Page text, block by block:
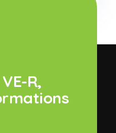
R,